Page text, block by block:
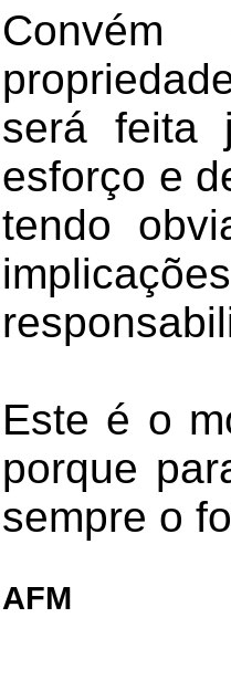
será feita
esforço e
tendo
Este é o
porque
sempre o
AFM